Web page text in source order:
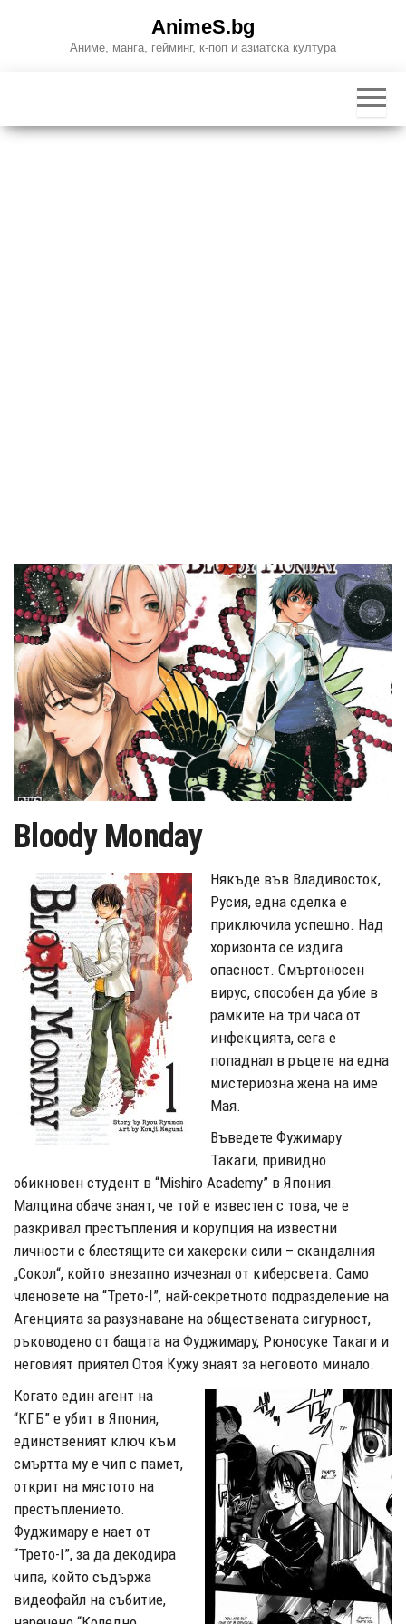
AnimeS.bg
Аниме, манга, гейминг, к-поп и азиатска култура
Bloody Monday
Някъде във Владивосток,
Русия, една сделка е
приключила успешно. Над
хоризонта се издига
опасност. Смъртоносен
вирус, способен да убие в
рамките на три часа от
инфекцията, сега е
попаднал в ръцете на една
мистериозна жена на име
Мая.
Въведете Фужимару
Такаги, привидно
обикновен студент в “Mishiro Academy” в Япония.
Малцина обаче знаят, че той е известен с това, че е
разкривал престъпления и корупция на известни
личности с блестящите си хакерски сили – скандалния
„Сокол“, който внезапно изчезнал от киберсвета. Само
членовете на “Трето-I”, най-секретното подразделение на
Агенцията за разузнаване на обществената сигурност,
ръководено от бащата на Фуджимару, Рюносуке Такаги и
неговият приятел Отоя Кужу знаят за неговото минало.
Когато един агент на
“КГБ” е убит в Япония,
единственият ключ към
смъртта му е чип с памет,
открит на мястото на
престъплението.
Фуджимару е нает от
“Трето-I”, за да декодира
чипа, който съдържа
видеофайл на събитие,